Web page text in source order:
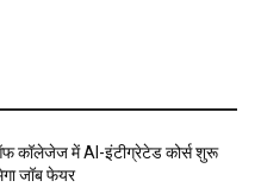
कॉलेजेज में AI-इंटीग्रेटेड कोर्स शुरू
जॉब फेयर